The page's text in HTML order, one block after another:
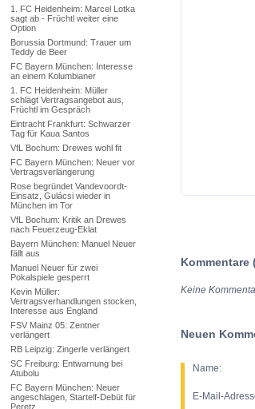
1. FC Heidenheim: Marcel Lotka
sagt ab - Früchtl weiter eine
Option
Borussia Dortmund: Trauer um
Teddy de Beer
FC Bayern München: Interesse
an einem Kolumbianer
1. FC Heidenheim: Müller
schlägt Vertragsangebot aus,
Früchtl im Gespräch
Eintracht Frankfurt: Schwarzer
Tag für Kaua Santos
VfL Bochum: Drewes wohl fit
FC Bayern München: Neuer vor
Vertragsverlängerung
Rose begründet Vandevoordt-
Einsatz, Gulácsi wieder in
München im Tor
VfL Bochum: Kritik an Drewes
nach Feuerzeug-Eklat
Bayern München: Manuel Neuer
fällt aus
Manuel Neuer für zwei
Pokalspiele gesperrt
Kevin Müller:
Vertragsverhandlungen stocken,
Interesse aus England
FSV Mainz 05: Zentner
verlängert
RB Leipzig: Zingerle verlängert
SC Freiburg: Entwarnung bei
Atubolu
FC Bayern München: Neuer
angeschlagen, Startelf-Debüt für
Peretz
Kommentare
Keine
Neuen
Name:
E-Mail-